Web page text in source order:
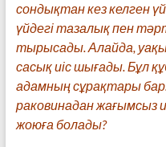
сондықтан кез келген
үйдегі тазалық пен
тырысады. Алайда,
сасық иіс шығады. Бұл
адамның сұрақтары бар:
раковинадан жағымсыз
жоюға болады?